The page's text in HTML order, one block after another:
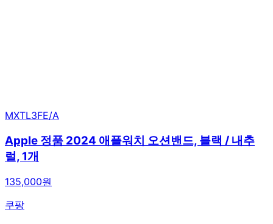
MXTL3FE/A
Apple 정품 2024 애플워치 오션밴드, 블랙 / 내추
럴, 1개
135,000원
쿠팡